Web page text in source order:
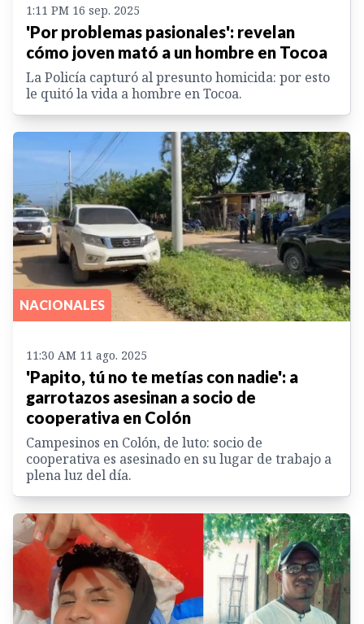
1:11 PM 16 sep. 2025
'Por problemas pasionales': revelan
cómo joven mató a un hombre en Tocoa
La Policía capturó al presunto homicida: por esto
le quitó la vida a hombre en Tocoa.
NACIONALES
11:30 AM 11 ago. 2025
'Papito, tú no te metías con nadie': a
garrotazos asesinan a socio de
cooperativa en Colón
Campesinos en Colón, de luto: socio de
cooperativa es asesinado en su lugar de trabajo a
plena luz del día.